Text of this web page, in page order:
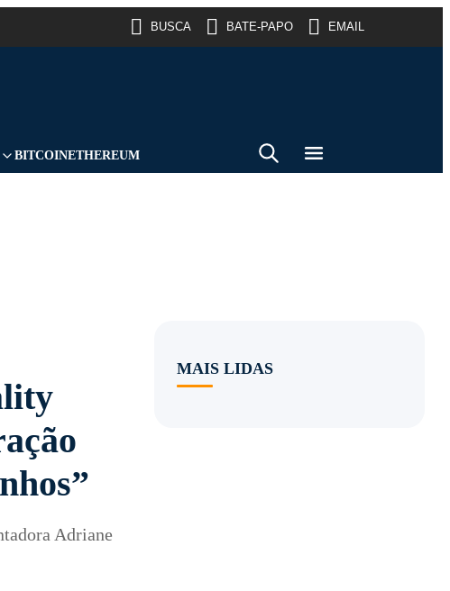
BUSCA BATE-PAPO EMAIL
BITCOINETHEREUM
Adriane
MAIS LIDAS